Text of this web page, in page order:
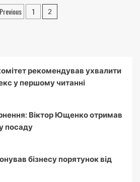
Previous 1 2
рекомендував ухвалити
у першому читанні
Віктор Ющенко отримав
посаду
бізнесу порятунок від